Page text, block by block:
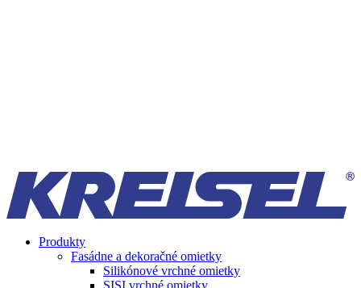
Produkty
Fasádne a dekoračné omietky
Silikónové vrchné omietky
SISI vrchné omietky